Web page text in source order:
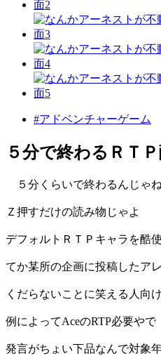
#アドベンチャーゲーム
５分で終わるＲＴ
５分くらいで終わるんじゃね
Ｚ押すだけの読み物じゃよ
デフォルトＲＴＰキャラを酷
てか某所の企画に投稿したアレ
くだらないことに笑える人向け
例によってAceのRTP必要やで
発言がちょい下品なんで対象